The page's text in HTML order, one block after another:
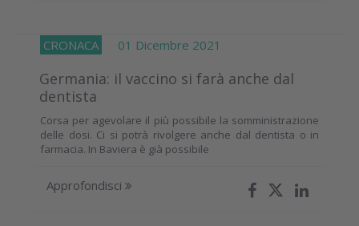
CRONACA 01 Dicembre 2021
Germania: il vaccino si farà anche dal
dentista
Corsa per agevolare il più possibile la somministrazione
delle dosi. Ci si potrà rivolgere anche dal dentista o in
farmacia. In Baviera è già possibile
Approfondisci